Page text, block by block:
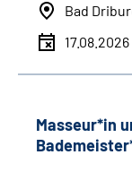
Bad
17.08.2026
Masseur*in